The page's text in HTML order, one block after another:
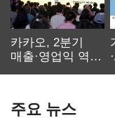
카카오, 2분기
매출·영업익 역대
주요 뉴스